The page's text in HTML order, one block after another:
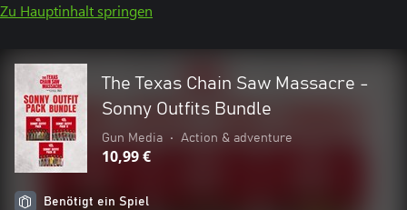
Zu Hauptinhalt springen
The Texas Chain Saw Massacre -
Sonny Outfits Bundle
Gun Media • Action & adventure
10,99 €
Benötigt ein Spiel